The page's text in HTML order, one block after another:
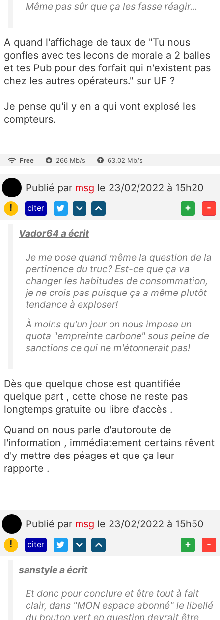
Même pas sûr que ça les fasse réagir...
A quand l'affichage de taux de "Tu nous
gonfles avec tes lecons de morale a 2 balles
et tes Pub pour des forfait qui n'existent pas
chez les autres opérateurs." sur UF ?
Je pense qu'il y en a qui vont explosé les
compteurs.
Free 266 Mb/s 63.02 Mb/s
Publié par msg le 23/02/2022 à 15h20
!
citer + -
Vador64 a écrit
Je me pose quand même la question de la
pertinence du truc? Est-ce que ça va
changer les habitudes de consommation,
je ne crois pas puisque ça a même plutôt
tendance à exploser!
À moins qu'un jour on nous impose un
quota "empreinte carbone" sous peine de
sanctions ce qui ne m'étonnerait pas!
Dès que quelque chose est quantifiée
quelque part , cette chose ne reste pas
longtemps gratuite ou libre d'accès .
Quand on nous parle d'autoroute de
l'information , immédiatement certains rêvent
d'y mettre des péages et que ça leur
rapporte .
Publié par msg le 23/02/2022 à 15h50
!
citer + -
sanstyle a écrit
Et donc pour conclure et être tout à fait
clair, dans "MON espace abonné" le libellé
du bouton vert en question devrait être